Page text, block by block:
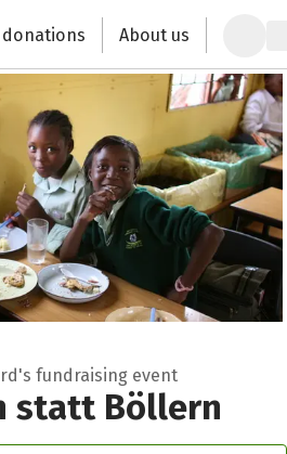
donation
donations About us
fundraising event
statt Böllern